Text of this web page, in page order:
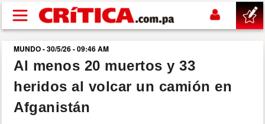
Pasar al contenido principal
buscar
SUCESOS
MUNDO - 30/5/26 - 09:46 AM
Al menos 20 muertos y 33
heridos al volcar un camión en
Afganistán